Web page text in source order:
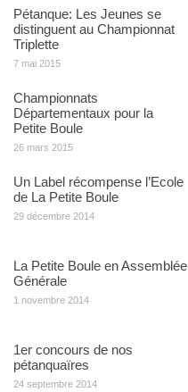
Pétanque: Les Jeunes se
distinguent au Championnat
Triplette
7 mai 2015
Championnats
Départementaux pour la
Petite Boule
26 mars 2015
Un Label récompense l’Ecole
de La Petite Boule
29 décembre 2014
La Petite Boule en Assemblée
Générale
1 novembre 2014
1er concours de nos
pétanquaïres
24 septembre 2014